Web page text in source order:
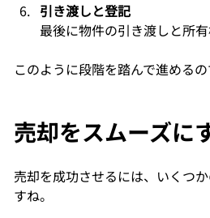
引き渡しと登記
最後に物件の引き渡しと所
このように段階を踏んで進める
売却をスムーズに
売却を成功させるには、いくつ
すね。